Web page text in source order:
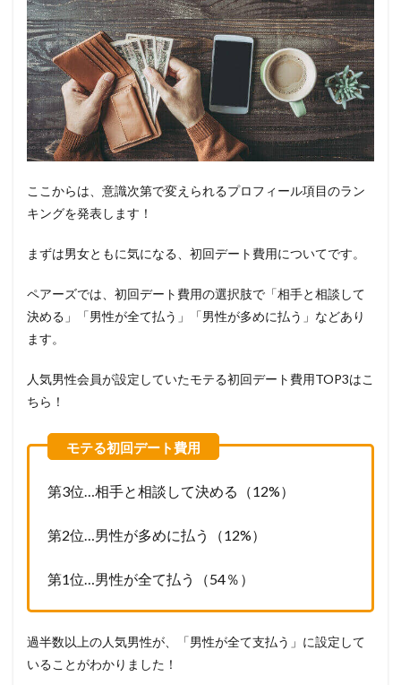
ここからは、意識次第で変えられるプロフィール項目のラン
キングを発表します！
まずは男女ともに気になる、初回デート費用についてです。
ペアーズでは、初回デート費用の選択肢で「相手と相談して
決める」「男性が全て払う」「男性が多めに払う」などあり
ます。
人気男性会員が設定していたモテる初回デート費用TOP3はこ
ちら！
第3位…相手と相談して決める（12%）
第2位…男性が多めに払う（12%）
第1位…男性が全て払う（54％）
過半数以上の人気男性が、「男性が全て支払う」に設定して
いることがわかりました！